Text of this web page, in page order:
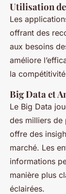
Utilisation
Les
offrant des
aux besoins
améliore
la
Big Data et
Le Big Data
des milliers de
offre des
marché. Les
informations
manière plus
éclairées.